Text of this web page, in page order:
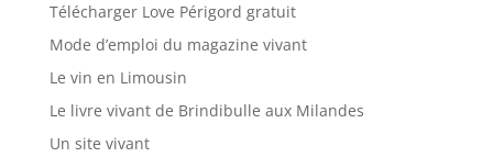
Télécharger Love Périgord gratuit
Mode d’emploi du magazine vivant
Le vin en Limousin
Le livre vivant de Brindibulle aux Milandes
Un site vivant